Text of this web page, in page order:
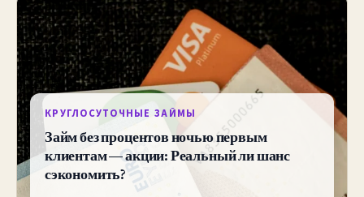
КРУГЛОСУТОЧНЫЕ ЗАЙМЫ
Займ без процентов ночью первым
клиентам — акции: Реальный ли шанс
сэкономить?